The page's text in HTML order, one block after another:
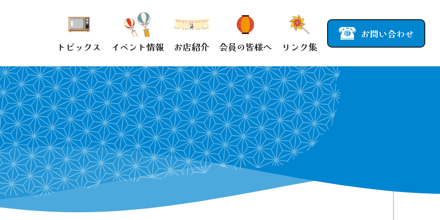
トピックス イベント情報 お店紹介 会員の皆様へ リンク集
お問い合わせ